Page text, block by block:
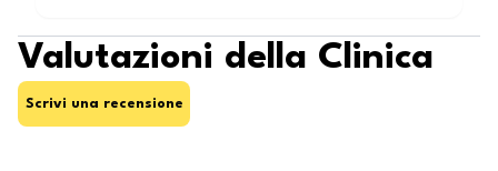
Valutazioni della Clinica
Scrivi una recensione